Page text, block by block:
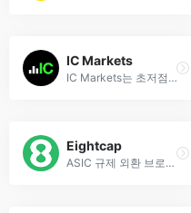
IC Markets
IC Markets는 초저점수, 초고속 실행, MT4/5 및 cTrader 플랫폼을 제공하는 글로벌 외환 브로커입니다. ASIC 및 CySEC 규제를 받습니다.
Eightcap
ASIC 규제 외환 브로커 Eightcap, MT4/MT5 플랫폼에서 400:1 레버리지로 외환, CFD, 금융상품 거래 제공